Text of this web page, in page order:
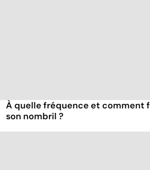
À quelle fréquence et
son nombril ?